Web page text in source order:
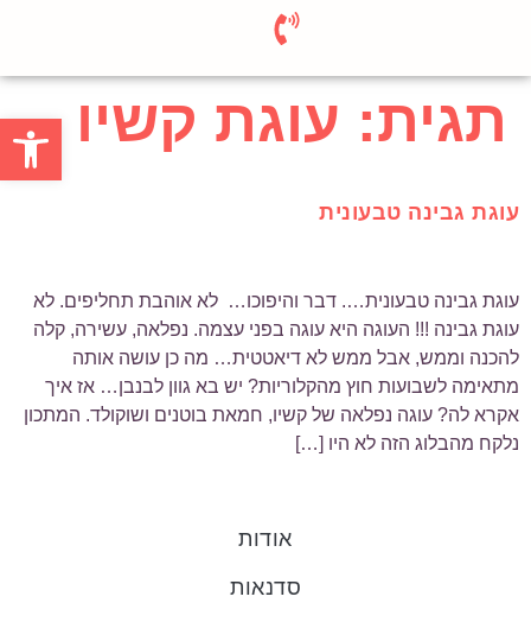
תגית: עוגת קשיו
עוגת גבינה טבעונית
עוגת גבינה טבעונית…. דבר והיפוכו… לא אוהבת תחליפים. לא
עוגת גבינה !!! העוגה היא עוגה בפני עצמה. נפלאה, עשירה, קלה
להכנה וממש, אבל ממש לא דיאטטית… מה כן עושה אותה
מתאימה לשבועות חוץ מהקלוריות? יש בא גוון לבנבן… אז איך
אקרא לה? עוגה נפלאה של קשיו, חמאת בוטנים ושוקולד. המתכון
נלקח מהבלוג הזה לא היו […]
אודות
סדנאות
פתח